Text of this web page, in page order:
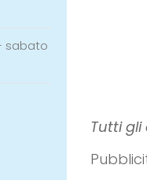
Tutti
sabato